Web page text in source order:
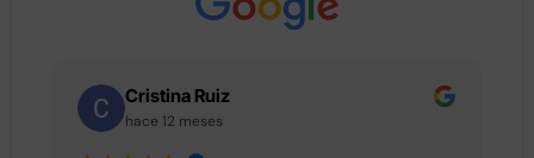
Cristina Ruiz
hace 12 meses